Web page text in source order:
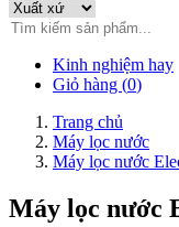
Kinh nghiệm hay
Giỏ hàng (0)
Trang chủ
Máy lọc nước
Máy lọc nước
Máy lọc nước